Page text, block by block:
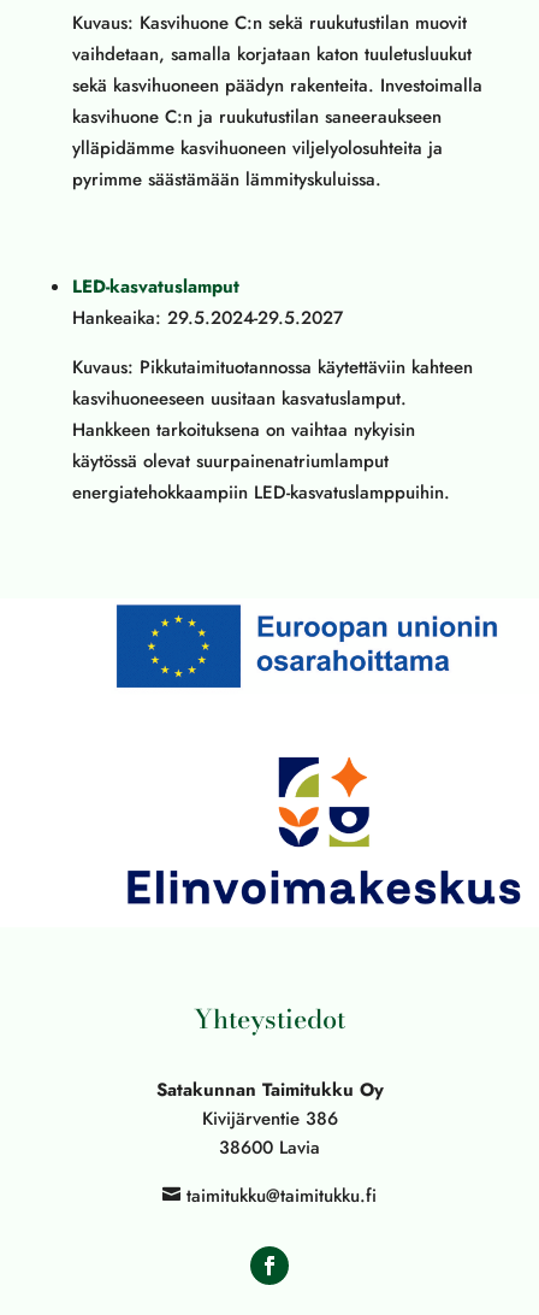
Kuvaus: Kasvihuone C:n sekä ruukutustilan muovit
vaihdetaan, samalla korjataan katon tuuletusluukut
sekä kasvihuoneen päädyn rakenteita. Investoimalla
kasvihuone C:n ja ruukutustilan saneeraukseen
ylläpidämme kasvihuoneen viljelyolosuhteita ja
pyrimme säästämään lämmityskuluissa.
LED-kasvatuslamput
Hankeaika: 29.5.2024-29.5.2027
Kuvaus: Pikkutaimituotannossa käytettäviin kahteen
kasvihuoneeseen uusitaan kasvatuslamput.
Hankkeen tarkoituksena on vaihtaa nykyisin
käytössä olevat suurpainenatriumlamput
energiatehokkaampiin LED-kasvatuslamppuihin.
Yhteystiedot
Satakunnan Taimitukku Oy
Kivijärventie 386
38600 Lavia
taimitukku@taimitukku.fi